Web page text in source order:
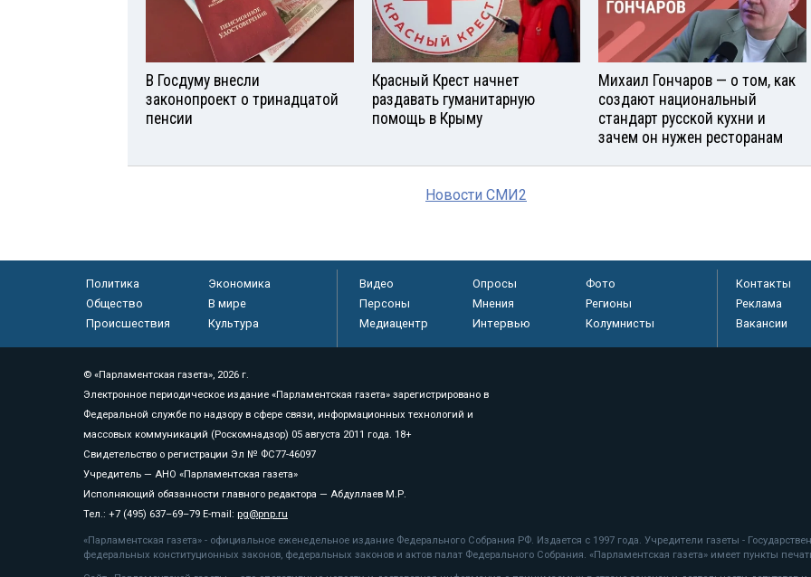
В Госдуму внесли
законопроект о тринадцатой
пенсии
Красный Крест начнет
раздавать гуманитарную
помощь в Крыму
Михаил Гончаров — о том, как
создают национальный
стандарт русской кухни и
зачем он нужен ресторанам
Новости СМИ2
Политика
Экономика
Общество
В мире
Происшествия
Культура
Видео Опросы
Фото
Персоны
Мнения
Регионы
Медиацентр
Интервью Колумнисты
Контакты
Реклама
Вакансии
© «Парламентская газета», 2026 г.
Электронное периодическое издание «Парламентская газета» зарегистрировано в
Федеральной службе по надзору в сфере связи, информационных технологий и
массовых коммуникаций (Роскомнадзор) 05 августа 2011 года. 18+
Свидетельство о регистрации Эл № ФС77-46097
Учредитель — АНО «Парламентская газета»
Исполняющий обязанности главного редактора — Абдуллаев М.Р.
Тел.: +7 (495) 637–69–79 E-mail: pg@pnp.ru
«Парламентская газета» - официальное еженедельное издание Федерального Собрания РФ. Издается с 1997 года. Учредители газеты -
федеральных конституционных законов, федеральных законов и актов палат Федерального Собрания. «Парламентская газета» имеет пункты